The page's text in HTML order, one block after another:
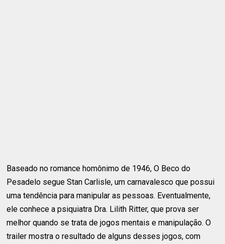
Baseado no romance homônimo de 1946, O Beco do
Pesadelo segue Stan Carlisle, um carnavalesco que possui
uma tendência para manipular as pessoas. Eventualmente,
ele conhece a psiquiatra Dra. Lilith Ritter, que prova ser
melhor quando se trata de jogos mentais e manipulação. O
trailer mostra o resultado de alguns desses jogos, com